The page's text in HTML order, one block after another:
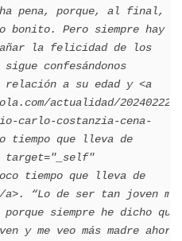
pena, porque, al final,
bonito. Pero siempre hay
la felicidad de los
confesándonos
relación a su edad y <a
actualidad/202402222
carlo-costanzia-cena-
que lleva de
target="_self"
tiempo que lleva de
“Lo de ser tan joven me
siempre he dicho que
y me veo más madre ahora